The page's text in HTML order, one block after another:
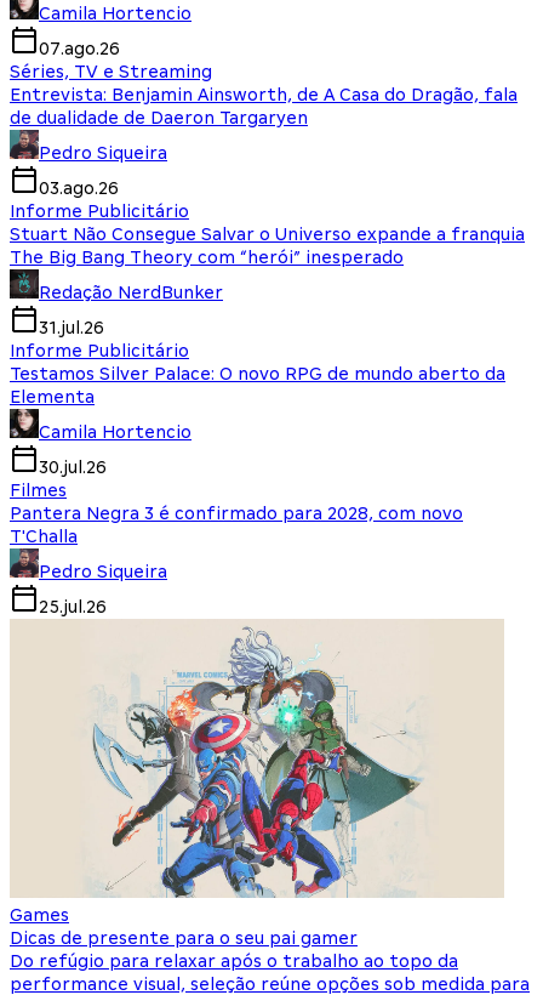
Camila Hortencio
07.ago.26
Séries, TV e Streaming
Entrevista: Benjamin Ainsworth, de A Casa do Dragão, fala
de dualidade de Daeron Targaryen
Pedro Siqueira
03.ago.26
Informe Publicitário
Stuart Não Consegue Salvar o Universo expande a franquia
The Big Bang Theory com “herói” inesperado
Redação NerdBunker
31.jul.26
Informe Publicitário
Testamos Silver Palace: O novo RPG de mundo aberto da
Elementa
Camila Hortencio
30.jul.26
Filmes
Pantera Negra 3 é confirmado para 2028, com novo
T'Challa
Pedro Siqueira
25.jul.26
Games
Dicas de presente para o seu pai gamer
Do refúgio para relaxar após o trabalho ao topo da
performance visual, seleção reúne opções sob medida para